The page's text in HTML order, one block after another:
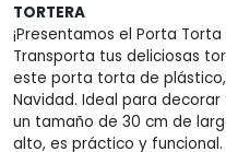
TORTERA
¡Presentamos el Porta
Transporta tus deliciosas
este porta torta de
Navidad. Ideal para
un tamaño de 30 cm de
alto, es práctico y funcional.